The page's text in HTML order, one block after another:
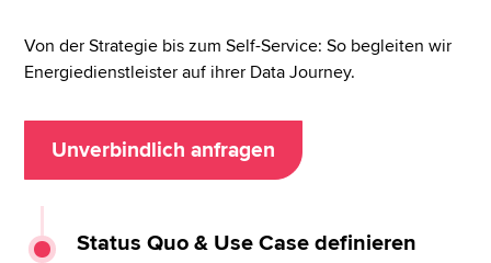
Von der Strategie bis zum Self-Service: So begleiten wir
Energiedienstleister auf ihrer Data Journey.
Unverbindlich anfragen
Status Quo & Use Case definieren